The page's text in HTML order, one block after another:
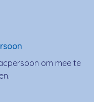
om mee te